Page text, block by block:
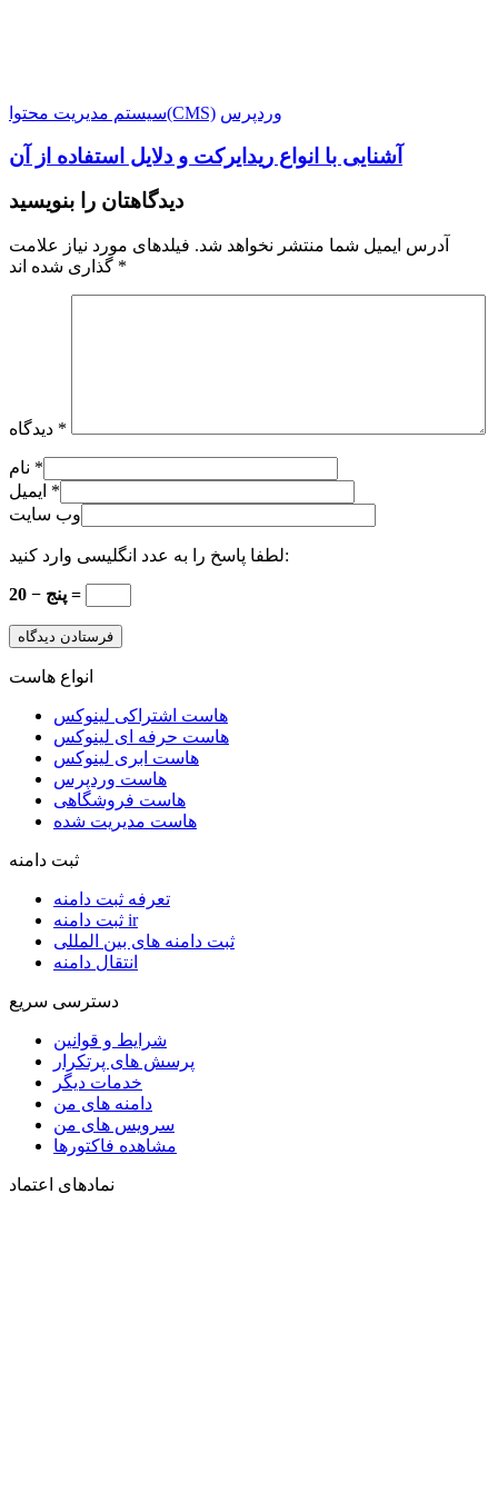
سیستم مدیریت محتوا(CMS) وردپرس
آشنایی با انواع ریدایرکت و دلایل استفاده از آن
دیدگاهتان را بنویسید
آدرس ایمیل شما منتشر نخواهد شد. فیلدهای مورد نیاز علامت
گذاری شده اند *
*
نام *
ایمیل *
وب سایت
لطفا پاسخ را به عدد انگلیسی وارد کنید:
20 − پنج =
انواع هاست
هاست اشتراکی لینوکس
هاست حرفه ای لینوکس
هاست ابری لینوکس
هاست وردپرس
هاست فروشگاهی
هاست مدیریت شده
ثبت دامنه
تعرفه ثبت دامنه
ثبت دامنه ir
ثبت دامنه های بین المللی
انتقال دامنه
دسترسی سریع
شرایط و قوانین
پرسش های پرتکرار
خدمات دیگر
دامنه های من
سرویس های من
مشاهده فاکتورها
نمادهای اعتماد